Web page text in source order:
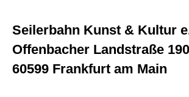
Seilerbahn Kunst & Kultur
Offenbacher Landstraße 190
60599 Frankfurt am Main